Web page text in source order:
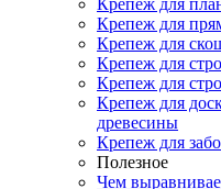
Крепеж для
Крепеж для
Крепеж для
Крепеж для
Крепеж для
Крепеж для
древесины
Крепеж для
Полезное
Чем